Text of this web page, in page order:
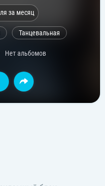
за месяц
Танцевальная
Нет альбомов